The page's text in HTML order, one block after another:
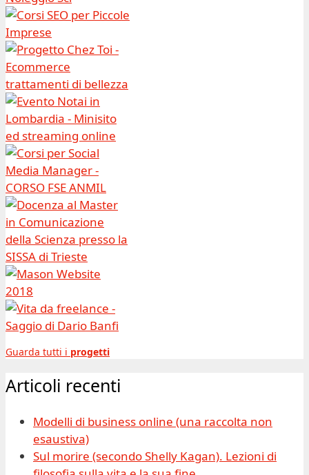
Guarda tutti i progetti
Articoli recenti
Modelli di business online (una raccolta non
esaustiva)
Sul morire (secondo Shelly Kagan). Lezioni di